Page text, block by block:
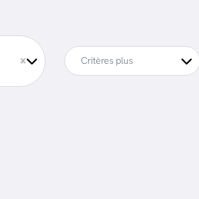
Critères plus